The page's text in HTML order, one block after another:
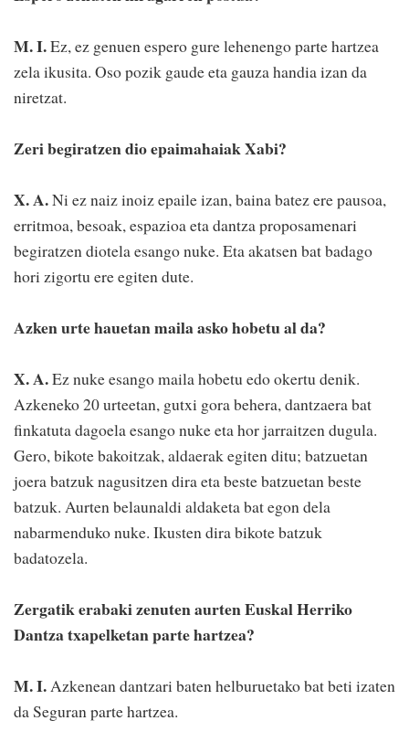
M. I.Ez, ez genuen espero gure lehenengo parte hartzea
zela ikusita. Oso pozik gaude eta gauza handia izan da
niretzat.
Zeri begiratzen dio epaimahaiak Xabi?
X. A.Ni ez naiz inoiz epaile izan, baina batez ere pausoa,
erritmoa, besoak, espazioa eta dantza proposamenari
begiratzen diotela esango nuke. Eta akatsen bat badago
hori zigortu ere egiten dute.
Azken urte hauetan maila asko hobetu al da?
X. A.Ez nuke esango maila hobetu edo okertu denik.
Azkeneko 20 urteetan, gutxi gora behera, dantzaera bat
finkatuta dagoela esango nuke eta hor jarraitzen dugula.
Gero, bikote bakoitzak, aldaerak egiten ditu; batzuetan
joera batzuk nagusitzen dira eta beste batzuetan beste
batzuk. Aurten belaunaldi aldaketa bat egon dela
nabarmenduko nuke. Ikusten dira bikote batzuk
badatozela.
Zergatik erabaki zenuten aurten Euskal Herriko
Dantza txapelketan parte hartzea?
M. I. Azkenean dantzari baten helburuetako bat beti izaten
da Seguran parte hartzea.